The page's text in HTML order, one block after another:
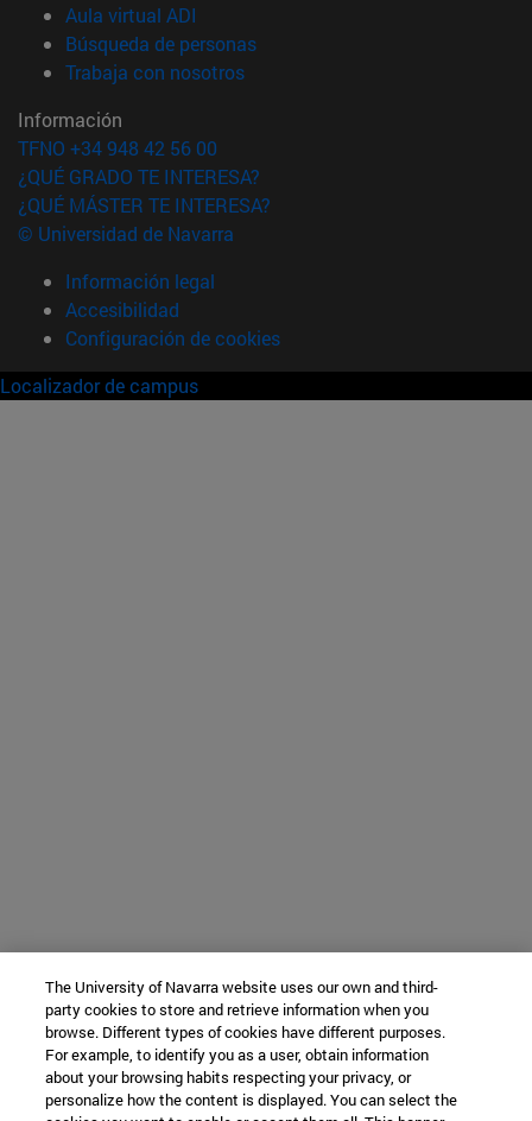
Aula virtual ADI
Búsqueda de personas(abre en nueva ventana)
Trabaja con nosotros(abre en nueva ventana)
Información
TFNO +34 948 42 56 00
¿QUÉ GRADO TE INTERESA?
¿QUÉ MÁSTER TE INTERESA?
© Universidad de Navarra
Información legal
Accesibilidad
Configuración de cookies
Localizador de campus
The University of Navarra website uses our own and third-
party cookies to store and retrieve information when you
browse. Different types of cookies have different purposes.
For example, to identify you as a user, obtain information
about your browsing habits respecting your privacy, or
personalize how the content is displayed. You can select the